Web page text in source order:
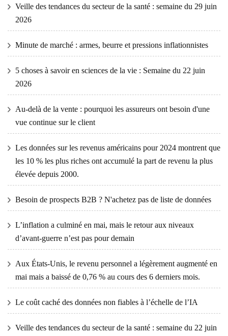
Veille des tendances du secteur de la santé : semaine du 29 juin
2026
Minute de marché : armes, beurre et pressions inflationnistes
5 choses à savoir en sciences de la vie : Semaine du 22 juin
2026
Au-delà de la vente : pourquoi les assureurs ont besoin d'une
vue continue sur le client
Les données sur les revenus américains pour 2024 montrent que
les 10 % les plus riches ont accumulé la part de revenu la plus
élevée depuis 2000.
Besoin de prospects B2B ? N'achetez pas de liste de données
L’inflation a culminé en mai, mais le retour aux niveaux
d’avant-guerre n’est pas pour demain
Aux États-Unis, le revenu personnel a légèrement augmenté en
mai mais a baissé de 0,76 % au cours des 6 derniers mois.
Le coût caché des données non fiables à l’échelle de l’IA
Veille des tendances du secteur de la santé : semaine du 22 juin